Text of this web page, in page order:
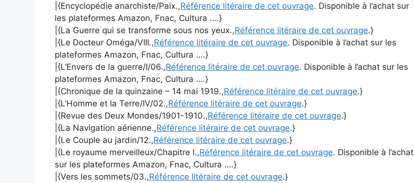
|{Encyclopédie anarchiste/Paix.,Référence litéraire de cet ouvrage. Disponible à l’achat sur
les plateformes Amazon, Fnac, Cultura ….}
|{La Guerre qui se transforme sous nos yeux.,Référence litéraire de cet ouvrage.}
|{Le Docteur Oméga/VIII.,Référence litéraire de cet ouvrage. Disponible à l’achat sur les
plateformes Amazon, Fnac, Cultura ….}
|{L’Envers de la guerre/I/06.,Référence litéraire de cet ouvrage. Disponible à l’achat sur les
plateformes Amazon, Fnac, Cultura ….}
|{Chronique de la quinzaine – 14 mai 1919.,Référence litéraire de cet ouvrage.}
|{L’Homme et la Terre/IV/02.,Référence litéraire de cet ouvrage.}
|{Revue des Deux Mondes/1901-1910.,Référence litéraire de cet ouvrage.}
|{La Navigation aérienne.,Référence litéraire de cet ouvrage.}
|{Le Couple au jardin/12.,Référence litéraire de cet ouvrage.}
|{Le royaume merveilleux/Chapitre I.,Référence litéraire de cet ouvrage. Disponible à l’achat
sur les plateformes Amazon, Fnac, Cultura ….}
|{Vers les sommets/03.,Référence litéraire de cet ouvrage.}